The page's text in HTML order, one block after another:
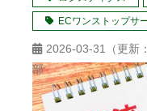
ECワンストップサ
2026-03-31 （更新：
部